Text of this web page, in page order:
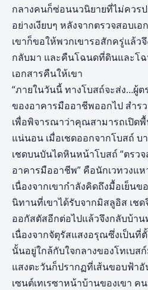
กลางคนก็ซ่อนนวนิยายที่ไม่ควร
อย่างเงียบๆ หลังจากตรวจสอบเ
เขาก็ขอให้พวกเขารอสักครู่แล้ว
กลับมา และคืนโฉนดที่ดินและโฉ
เอกสารคืนให้เขา
“ภายในวันนี้ ทางโบสถ์จะส่ง…ผู้
ของอาคารมืออาชีพออกไป สำร
เพื่อพิจารณาว่าคุณสามารถเปิด
แน่นอน เมื่อเชดออกจากโบสถ์
เชดบนบันไดหินหน้าโบสถ์ “ตรว
อาคารมืออาชีพ” คือนักเวทวงแ
เนื่องจากเขากำลังคิดถึงมื้อเย็น
นิทานที่เขาได้รับจากมิสลูอิส เช
ออกัสตัสอีกต่อไปแล้วจึงกลับบ้า
เนื่องจากจัตุรัสแสงอรุณซึ่งเป็น
นั้นอยู่ใกล้กับใจกลางของโทเบส
แสงตะวันก็ปรากฏที่เส้นขอบฟ้า
เซนต์เทเรซาหน้าบ้านของเขา